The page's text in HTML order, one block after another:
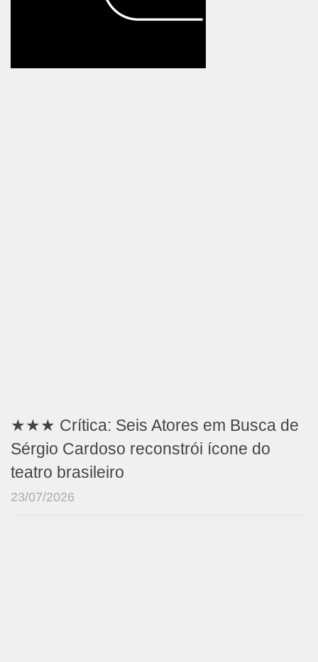
★★★ Crítica: Seis Atores em Busca de
Sérgio Cardoso reconstrói ícone do
teatro brasileiro
23/07/2026